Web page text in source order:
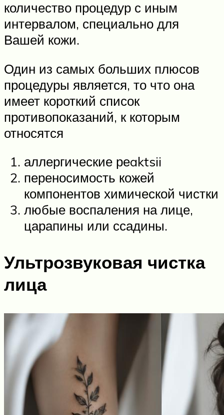
количество процедур с иным
интервалом, специально для
Вашей кожи.
Один из самых больших плюсов
процедуры является, то что она
имеет короткий список
противопоказаний, к которым
относятся
аллергические реaktsii
переносимость кожей
компонентов химической чистки
любые воспаления на лице,
царапины или ссадины.
Ультрозвуковая чистка
лица